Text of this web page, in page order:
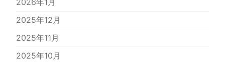
2026年1月
2025年12月
2025年11月
2025年10月